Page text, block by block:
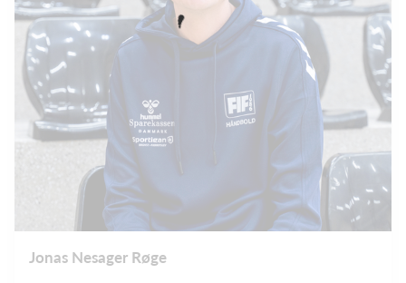
Jonas Nesager Røge